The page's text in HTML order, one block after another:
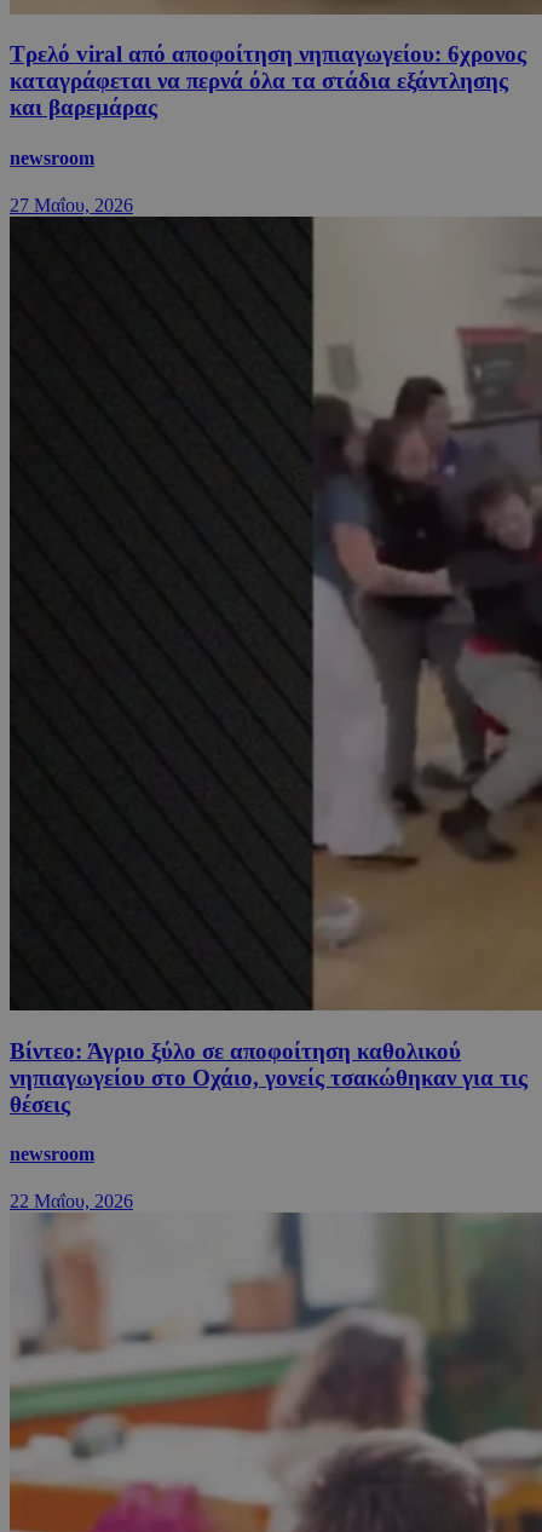
Τρελό viral από αποφοίτηση νηπιαγωγείου: 6χρονος
καταγράφεται να περνά όλα τα στάδια εξάντλησης
και βαρεμάρας
newsroom
27 Μαΐου, 2026
Βίντεο: Άγριο ξύλο σε αποφοίτηση καθολικού
νηπιαγωγείου στο Οχάιο, γονείς τσακώθηκαν για τις
θέσεις
newsroom
22 Μαΐου, 2026